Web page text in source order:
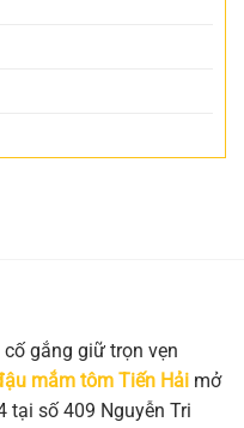
gắng giữ trọn vẹn
mắm tôm Tiến Hải mở
tại số 409 Nguyễn Tri